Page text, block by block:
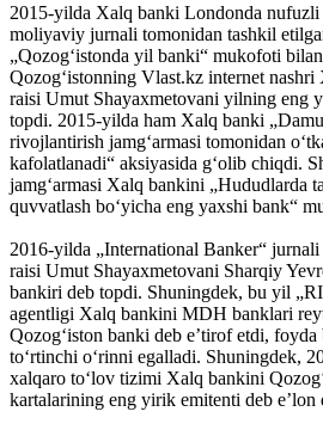
2015-yilda Xalq banki Londonda
moliyaviy jurnali tomonidan tashkil
„Qozogʻistonda yil banki“ mukofoti
Qozogʻistonning Vlast.kz internet
raisi Umut Shayaxmetovani yilning eng
topdi. 2015-yilda ham Xalq banki
rivojlantirish jamgʻarmasi tomonidan
kafolatlanadi“ aksiyasida gʻolib chiqdi.
jamgʻarmasi Xalq bankini „Hududlarda
quvvatlash boʻyicha eng yaxshi bank“
2016-yilda „International Banker“
raisi Umut Shayaxmetovani Sharqiy
bankiri deb topdi. Shuningdek, bu yil
agentligi Xalq bankini MDH banklari
Qozogʻiston banki deb eʼtirof etdi, foyda
toʻrtinchi oʻrinni egalladi. Shuningdek,
xalqaro toʻlov tizimi Xalq bankini
kartalarining eng yirik emitenti deb eʼlon